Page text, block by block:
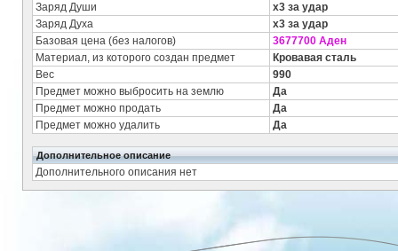
Заряд Души
x3 за удар
Заряд Духа
x3 за удар
Базовая цена (без налогов)
3677700 Аден
Материал, из которого создан предмет
Кровавая сталь
Вес
990
Предмет можно выбросить на землю
Да
Предмет можно продать
Да
Предмет можно удалить
Да
Дополнительное описание
Дополнительного описания нет